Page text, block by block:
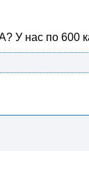
У нас по 600